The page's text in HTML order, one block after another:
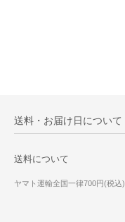
送料・お届け日について
送料について
ヤマト運輸全国一律700円(税込)